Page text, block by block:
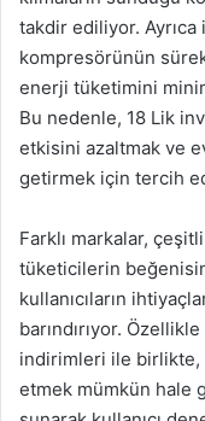
takdir ediliyor.
kompresörünün
enerji tüketimini
Bu nedenle, 18 Lik
etkisini azaltmak ve
getirmek için tercih
Farklı markalar,
tüketicilerin
kullanıcıların
barındırıyor.
indirimleri ile birlikte,
etmek mümkün hale